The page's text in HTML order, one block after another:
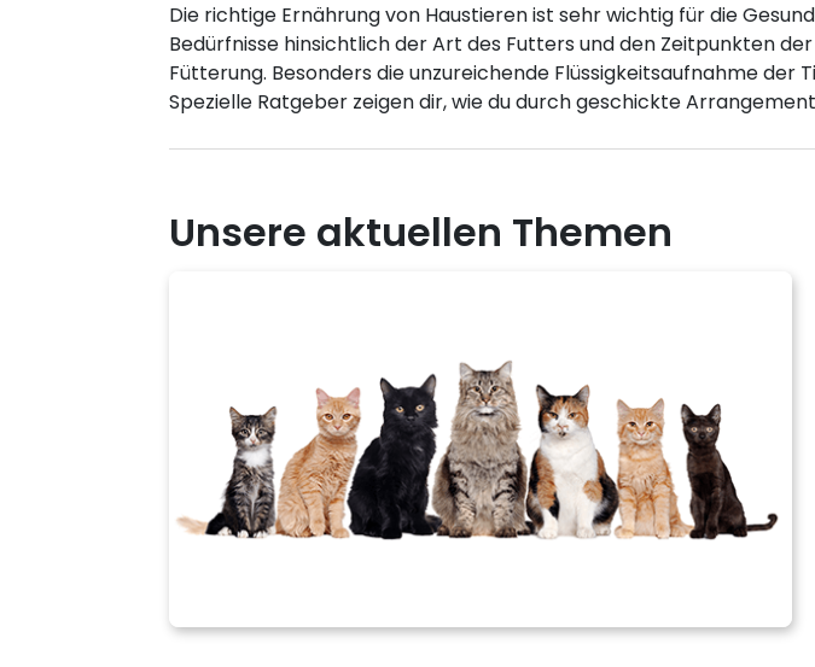
Die richtige Ernährung von Haustieren ist sehr wichtig für die
Bedürfnisse hinsichtlich der Art des Futters und den Zeitpunkten
Fütterung. Besonders die unzureichende Flüssigkeitsaufnahme
Spezielle Ratgeber zeigen dir, wie du durch geschickte
Unsere aktuellen Themen